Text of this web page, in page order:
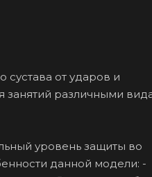
от ударов и
занятий различными
уровень защиты во
данной модели: -